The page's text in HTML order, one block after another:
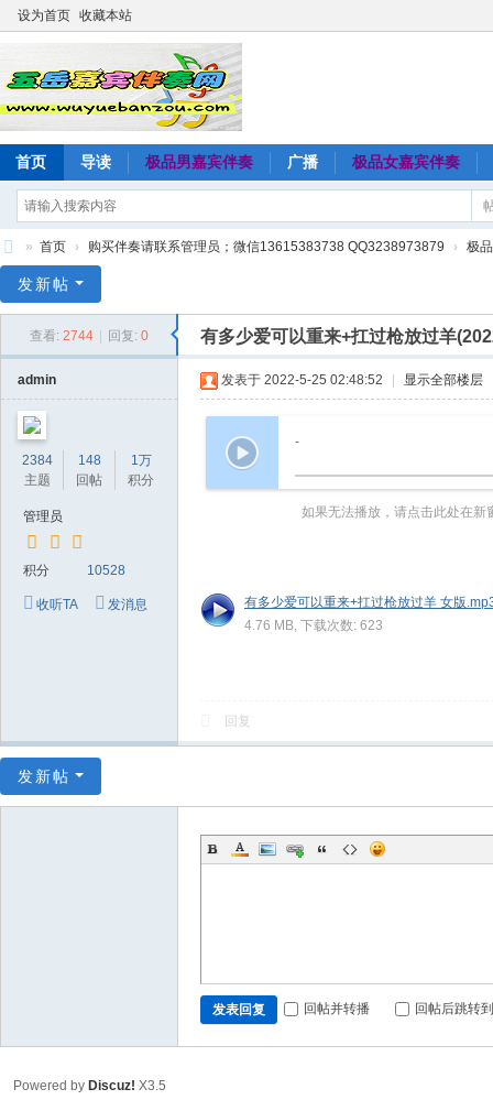
设为首页 收藏本站
首页 导读 极品男嘉宾伴奏 广播 极品女嘉宾伴奏
岳
载
基
» 首页 › 购买伴奏请联系管理员；微信13615383738 QQ3238973879 › 极
发新帖
查看: 2744 回复: 0 有多少爱可以重来+扛过枪放过羊
admin
2384
主题
148
回帖
1万
积分
管理员
积分 10528
收听TA 发消息
发表于 2022-5-25 02:48:52 显示全部楼层
-
如果无法播放，请点击此处在新
有多少爱可以重来+扛过枪放过羊 女版
4.76 MB, 下载次数: 623
回复
发新帖
发表回复 回帖并转播 回帖后跳转
Powered by Discuz! X3.5